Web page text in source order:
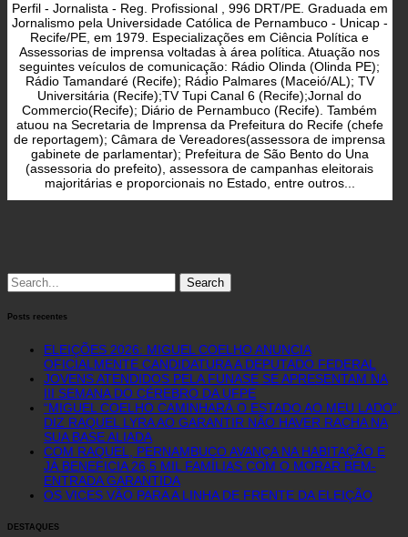
Perfil - Jornalista - Reg. Profissional , 996 DRT/PE. Graduada em
Jornalismo pela Universidade Católica de Pernambuco - Unicap -
Recife/PE, em 1979. Especializações em Ciência Política e
Assessorias de imprensa voltadas à área política. Atuação nos
seguintes veículos de comunicação: Rádio Olinda (Olinda PE);
Rádio Tamandaré (Recife); Rádio Palmares (Maceió/AL); TV
Universitária (Recife);TV Tupi Canal 6 (Recife);Jornal do
Commercio(Recife); Diário de Pernambuco (Recife). Também
atuou na Secretaria de Imprensa da Prefeitura do Recife (chefe
de reportagem); Câmara de Vereadores(assessora de imprensa
gabinete de parlamentar); Prefeitura de São Bento do Una
(assessoria do prefeito), assessora de campanhas eleitorais
majoritárias e proporcionais no Estado, entre outros...
Search
for:
Posts recentes
ELEIÇÕES 2026: MIGUEL COELHO ANUNCIA
OFICIALMENTE CANDIDATURA A DEPUTADO FEDERAL
JOVENS ATENDIDOS PELA FUNASE SE APRESENTAM NA
III SEMANA DO CÉREBRO DA UFPE
“MIGUEL COELHO CAMINHARÁ O ESTADO AO MEU LADO”,
DIZ RAQUEL LYRA AO GARANTIR NÃO HAVER RACHA NA
SUA BASE ALIADA
COM RAQUEL, PERNAMBUCO AVANÇA NA HABITAÇÃO E
JÁ BENEFICIA 26,5 MIL FAMÍLIAS COM O MORAR BEM-
ENTRADA GARANTIDA
OS VICES VÃO PARA A LINHA DE FRENTE DA ELEIÇÃO
DESTAQUES